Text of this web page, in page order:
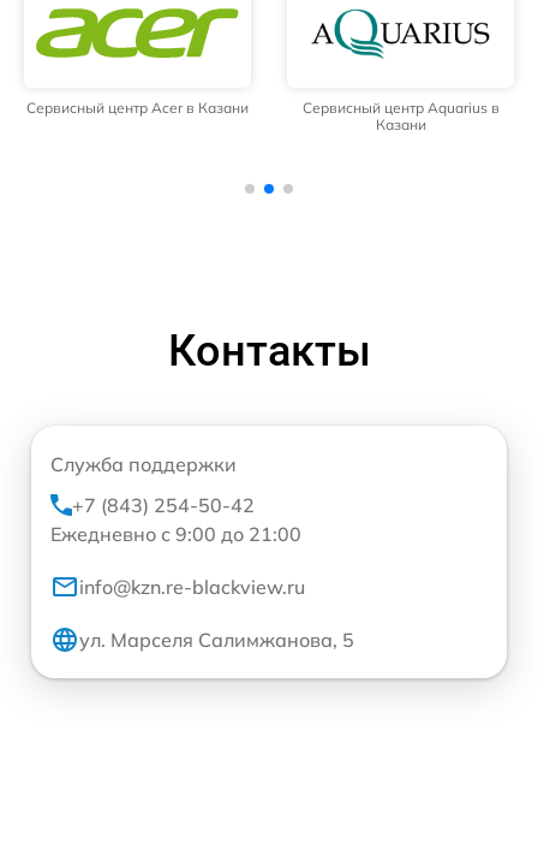
Сервисный центр Acer в Казани
Сервисный центр Aquarius в
Казани
Контакты
Служба поддержки
+7 (843) 254-50-42
Ежедневно с 9:00 до 21:00
info@kzn.re-blackview.ru
ул. Марселя Салимжанова, 5